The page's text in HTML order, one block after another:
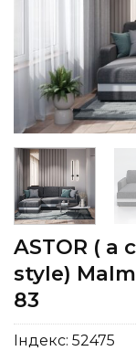
ASTOR ( a
style)
83
Індекс: 52475